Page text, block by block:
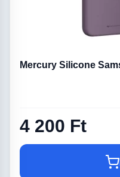
Mercury Silicone
4 200 Ft